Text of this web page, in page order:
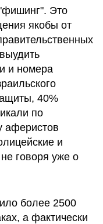
Это
якобы от
и номера
40%
по
аферистов
и
говоря уже о
более 2500
а фактически